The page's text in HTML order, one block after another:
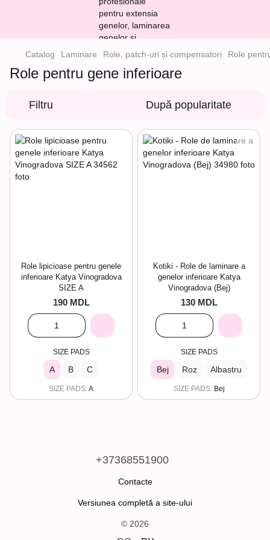
Catalog Laminare Role, patch-uri și compensatori Role
Role pentru gene inferioare
Filtru După popularitate
Role lipicioase pentru genele
inferioare Katya Vinogradova
SIZE A
190 MDL
SIZE PADS
A B C
SIZE PADS A
Kotiki - Role de laminare a
genelor inferioare Katya
Vinogradova (Bej)
130 MDL
SIZE PADS
Вej Roz Albastru
SIZE PADS Вej
+37368551900
Contacte
Versiunea completă a site-ului
© 2026